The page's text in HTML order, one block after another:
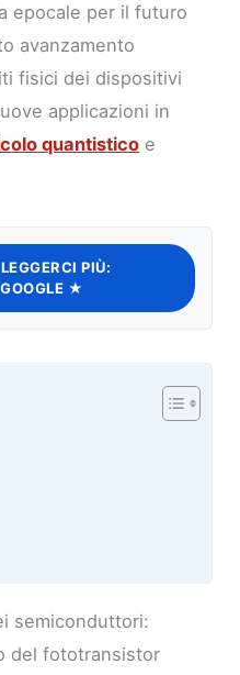
epocale per il futuro
avanzamento
fisici dei dispositivi
applicazioni in
quantistico e
PIÙ:
★
semiconduttori:
del fototransistor